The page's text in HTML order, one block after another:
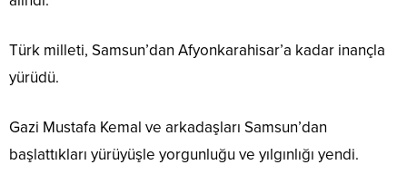
Türk milleti, Samsun’dan Afyonkarahisar’a kadar inançla
yürüdü.
Gazi Mustafa Kemal ve arkadaşları Samsun’dan
başlattıkları yürüyüşle yorgunluğu ve yılgınlığı yendi.